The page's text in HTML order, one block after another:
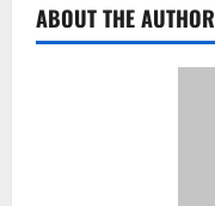
ABOUT THE AUTHOR